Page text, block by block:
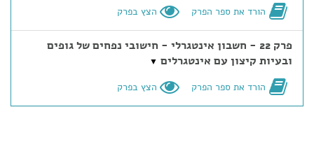
הורד את ספר הפרק הצץ בפרק
פרק 22 - חשבון אינטגרלי - חישובי נפחים של גופים
ובעיות קיצון עם אינטגרלים ▼
הורד את ספר הפרק הצץ בפרק